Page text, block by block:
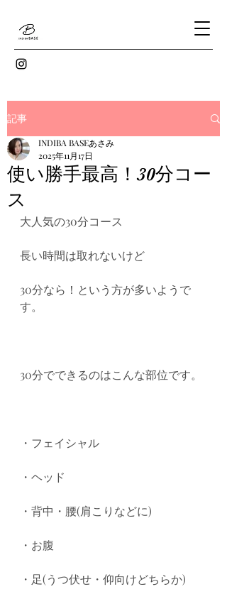
記事
使い勝手最高！30分コー
ス
INDIBA BASEあさみ
2025年11月17日
大人気の30分コース
長い時間は取れないけど
30分なら！という方が多いようで
す。
30分でできるのはこんな部位です。
・フェイシャル
・ヘッド
・背中・腰(肩こりなどに)
・お腹
・足(うつ伏せ・仰向けどちらか)